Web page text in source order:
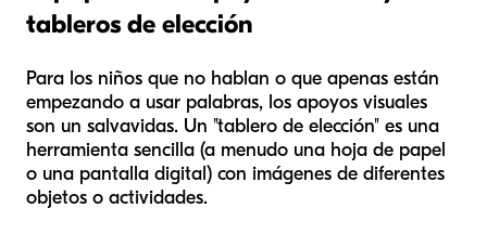
tableros de elección
Para los niños que no hablan o que apenas están
empezando a usar palabras, los apoyos visuales
son un salvavidas. Un "tablero de elección" es una
herramienta sencilla (a menudo una hoja de papel
o una pantalla digital) con imágenes de diferentes
objetos o actividades.